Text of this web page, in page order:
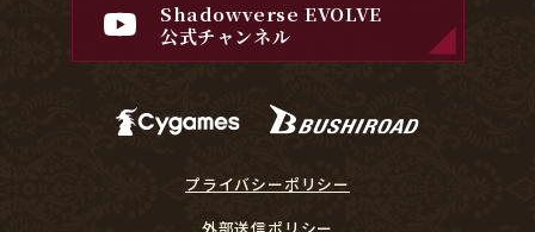
Shadowverse EVOLVE
公式チャンネル
プライバシーポリシー